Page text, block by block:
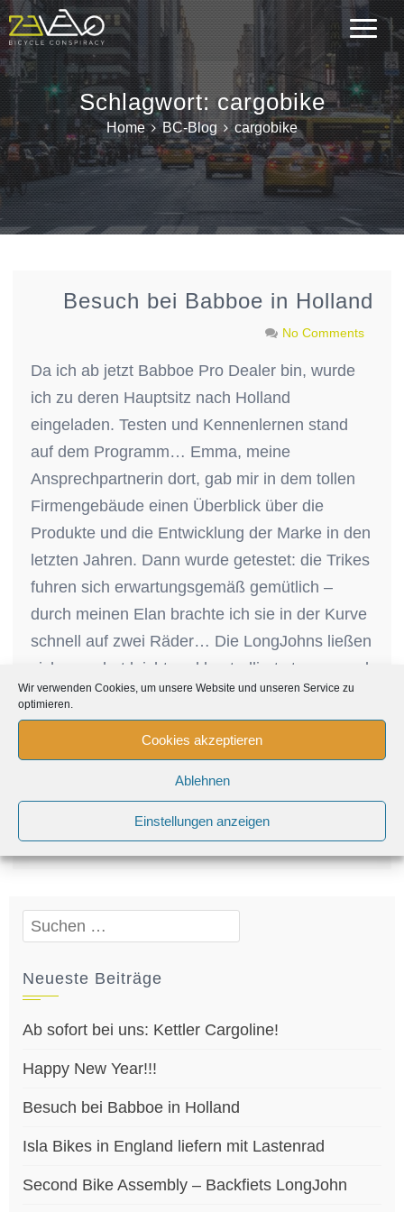
Wir verwenden Cookies, um unsere Website und unseren Service zu
optimieren.
Cookies akzeptieren
Ablehnen
Einstellungen anzeigen
Schlagwort:cargobike
Home BC-Blog cargobike
Besuch bei Babboe in Holland
No Comments
Da ich ab jetzt Babboe Pro Dealer bin, wurde
ich zu deren Hauptsitz nach Holland
eingeladen. Testen und Kennenlernen stand
auf dem Programm… Emma, meine
Ansprechpartnerin dort, gab mir in dem tollen
Firmengebäude einen Überblick über die
Produkte und die Entwicklung der Marke in den
letzten Jahren. Dann wurde getestet: die Trikes
fuhren sich erwartungsgemäß gemütlich –
durch meinen Elan brachte ich sie in der Kurve
schnell auf zwei Räder… Die LongJohns ließen
sich gewohnt leicht und kontrolliert steuern und
bieten mächtig Reserven durch den kraftvollen
Mittelmotor. Das Pro Trike XL bietet so viel
Platz, dass manches Auto neidisch wird! Ich
freue mich auf die Zusammenarbeit und darauf,
die ersten…Read More
Uncategorized babboe,cargobike,Verkehrswende
Suchen
Neueste Beiträge
Ab sofort bei uns: Kettler Cargoline!
Happy New Year!!!
Besuch bei Babboe in Holland
Isla Bikes in England liefern mit Lastenrad
Second Bike Assembly – Backfiets LongJohn